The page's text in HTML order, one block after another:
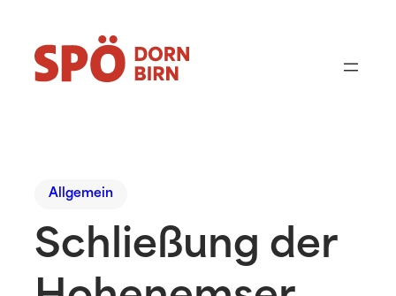
Allgemein
Schließung der